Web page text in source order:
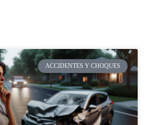
ACCIDENTES Y CHOQUES